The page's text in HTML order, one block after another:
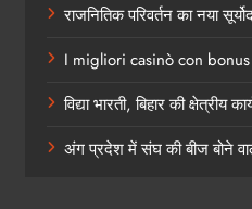
राजनितिक परिवर्तन का नया
I migliori casinò con
विद्या भारती, बिहार की क्षेत्रीय
अंग प्रदेश में संघ की बीज बोने